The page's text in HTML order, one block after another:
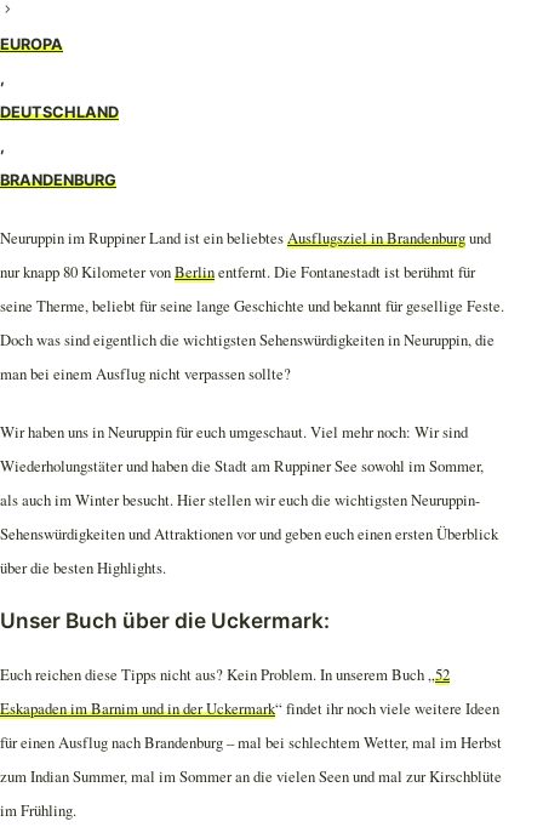
EUROPA
,
DEUTSCHLAND
,
BRANDENBURG
Neuruppin im Ruppiner Land ist ein beliebtesAusflugsziel in Brandenburgund
nur knapp 80 Kilometer vonBerlinentfernt. Die Fontanestadt ist berühmt für
seine Therme, beliebt für seine lange Geschichte und bekannt für gesellige Feste.
Doch was sind eigentlich die wichtigsten Sehenswürdigkeiten in Neuruppin, die
man bei einem Ausflug nicht verpassen sollte?
Wir haben uns in Neuruppin für euch umgeschaut. Viel mehr noch: Wir sind
Wiederholungstäter und haben die Stadt am Ruppiner See sowohl im Sommer,
als auch im Winter besucht. Hier stellen wir euch die wichtigsten Neuruppin-
Sehenswürdigkeiten und Attraktionen vor und geben euch einen ersten Überblick
über die besten Highlights.
Unser Buch über die Uckermark:
Euch reichen diese Tipps nicht aus? Kein Problem. In unserem Buch „52
Eskapaden im Barnim und in der Uckermark“ findet ihr noch viele weitere Ideen
für einen Ausflug nach Brandenburg – mal bei schlechtem Wetter, mal im Herbst
zum Indian Summer, mal im Sommer an die vielen Seen und mal zur Kirschblüte
im Frühling.